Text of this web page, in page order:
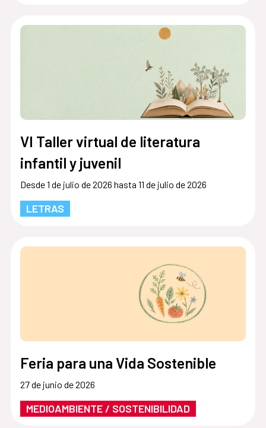
VI Taller virtual de literatura
infantil y juvenil
Desde 1 de julio de 2026 hasta 11 de julio de 2026
LETRAS
Feria para una Vida Sostenible
27 de junio de 2026
MEDIOAMBIENTE / SOSTENIBILIDAD